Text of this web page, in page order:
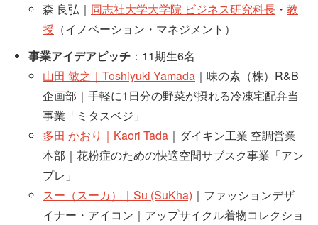
森 良弘｜ 同志社大学大学院 ビジネス研究科長 ・ 教
授 （イノベーション・マネジメント）
事業アイデアピッチ ：11期生6名
山田 敏之｜Toshiyuki Yamada ｜味の素（株）R&B
企画部｜手軽に1日分の野菜が摂れる冷凍宅配弁当
事業「ミタスベジ」
多田 かおり｜Kaori Tada ｜ダイキン工業 空調営業
本部｜花粉症のための快適空間サブスク事業「アン
プレ」
スー（スーカ）｜Su (SuKha) ｜ファッションデザ
イナー・アイコン｜アップサイクル着物コレクショ